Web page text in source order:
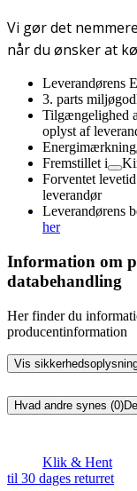
Vi gør det
når du ønsker at
Leverandørens
3. parts
Tilgængelighed
oplyst af
Energimærkning
Fremstillet i
Forventet
leverandør
Leverandørens
her
Information om
databehandling
Her finder du
producentinformation
Vis
Hvad andre synes (0)
Klik & Hent
til 30 dages returret